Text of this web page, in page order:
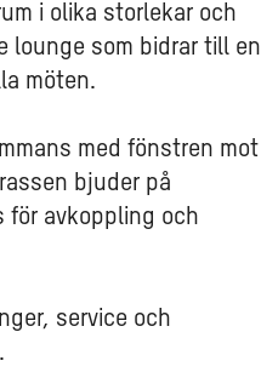
i olika storlekar och
lounge som bidrar till en
möten.
med fönstren mot
bjuder på
avkoppling och
service och